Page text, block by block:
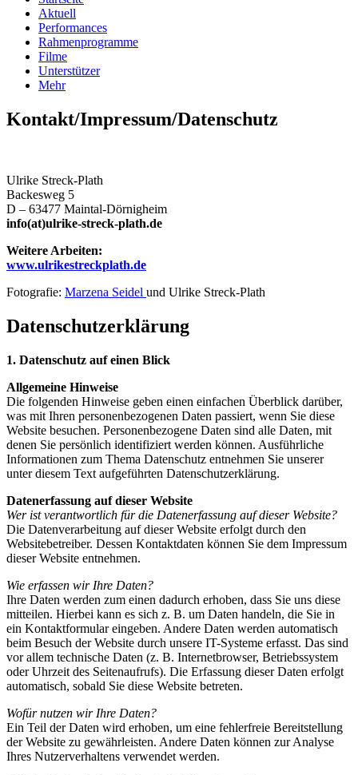
Aktuell
Performances
Rahmenprogramme
Filme
Unterstützer
Mehr
Kontakt/Impressum/Datenschutz
Ulrike Streck-Plath
Backesweg 5
D – 63477 Maintal-Dörnigheim
info(at)ulrike-streck-plath.de
Weitere Arbeiten:
www.ulrikestreckplath.de
Fotografie: Marzena Seidel und Ulrike Streck-Plath
Datenschutzerklärung
1. Datenschutz auf einen Blick
Allgemeine Hinweise
Die folgenden Hinweise geben einen einfachen Überblick darüber,
was mit Ihren personenbezogenen Daten passiert, wenn Sie diese
Website besuchen. Personenbezogene Daten sind alle Daten, mit
denen Sie persönlich identifiziert werden können. Ausführliche
Informationen zum Thema Datenschutz entnehmen Sie unserer
unter diesem Text aufgeführten Datenschutzerklärung.
Datenerfassung auf dieser Website
Wer ist verantwortlich für die Datenerfassung auf dieser Website?
Die Datenverarbeitung auf dieser Website erfolgt durch den
Websitebetreiber. Dessen Kontaktdaten können Sie dem Impressum
dieser Website entnehmen.
Wie erfassen wir Ihre Daten?
Ihre Daten werden zum einen dadurch erhoben, dass Sie uns diese
mitteilen. Hierbei kann es sich z. B. um Daten handeln, die Sie in
ein Kontaktformular eingeben. Andere Daten werden automatisch
beim Besuch der Website durch unsere IT-Systeme erfasst. Das sind
vor allem technische Daten (z. B. Internetbrowser, Betriebssystem
oder Uhrzeit des Seitenaufrufs). Die Erfassung dieser Daten erfolgt
automatisch, sobald Sie diese Website betreten.
Wofür nutzen wir Ihre Daten?
Ein Teil der Daten wird erhoben, um eine fehlerfreie Bereitstellung
der Website zu gewährleisten. Andere Daten können zur Analyse
Ihres Nutzerverhaltens verwendet werden.